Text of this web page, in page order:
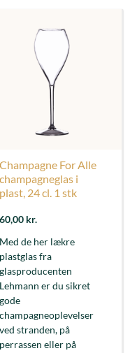
Champagne For Alle
champagneglas i
plast, 24 cl. 1 stk
60,00 kr.
Med de her lækre
plastglas fra
glasproducenten
Lehmann er du sikret
gode
champagneoplevelser
ved stranden, på
perrassen eller på